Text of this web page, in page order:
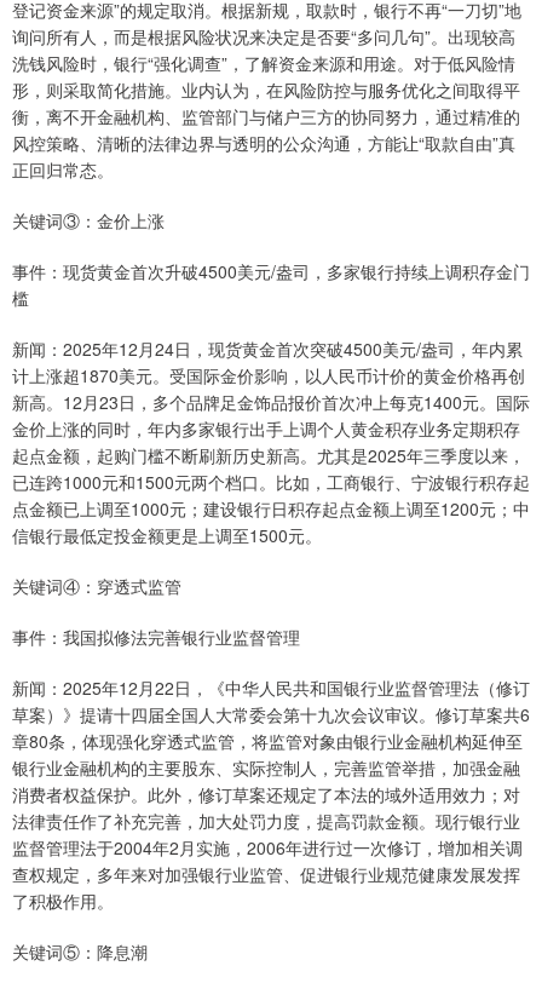
登记资金来源”的规定取消。根据新规，取款时，银行不再“一刀切”地
询问所有人，而是根据风险状况来决定是否要“多问几句”。出现较高
洗钱风险时，银行“强化调查”，了解资金来源和用途。对于低风险情
形，则采取简化措施。业内认为，在风险防控与服务优化之间取得平
衡，离不开金融机构、监管部门与储户三方的协同努力，通过精准的
风控策略、清晰的法律边界与透明的公众沟通，方能让“取款自由”真
正回归常态。
关键词③：金价上涨
事件：现货黄金首次升破4500美元/盎司，多家银行持续上调积存金门
槛
新闻：2025年12月24日，现货黄金首次突破4500美元/盎司，年内累
计上涨超1870美元。受国际金价影响，以人民币计价的黄金价格再创
新高。12月23日，多个品牌足金饰品报价首次冲上每克1400元。国际
金价上涨的同时，年内多家银行出手上调个人黄金积存业务定期积存
起点金额，起购门槛不断刷新历史新高。尤其是2025年三季度以来，
已连跨1000元和1500元两个档口。比如，工商银行、宁波银行积存起
点金额已上调至1000元；建设银行日积存起点金额上调至1200元；中
信银行最低定投金额更是上调至1500元。
关键词④：穿透式监管
事件：我国拟修法完善银行业监督管理
新闻：2025年12月22日，《中华人民共和国银行业监督管理法（修订
草案）》提请十四届全国人大常委会第十九次会议审议。修订草案共6
章80条，体现强化穿透式监管，将监管对象由银行业金融机构延伸至
银行业金融机构的主要股东、实际控制人，完善监管举措，加强金融
消费者权益保护。此外，修订草案还规定了本法的域外适用效力；对
法律责任作了补充完善，加大处罚力度，提高罚款金额。现行银行业
监督管理法于2004年2月实施，2006年进行过一次修订，增加相关调
查权规定，多年来对加强银行业监管、促进银行业规范健康发展发挥
了积极作用。
关键词⑤：降息潮